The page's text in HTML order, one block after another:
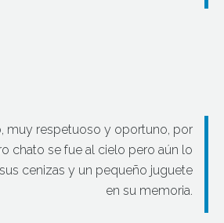
muy respetuoso y oportuno, por
chato se fue al cielo pero aún lo
cenizas y un pequeño juguete
en su memoria.